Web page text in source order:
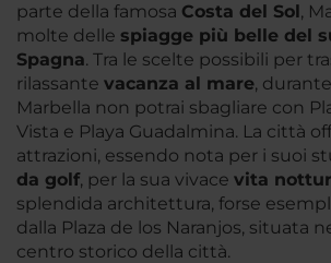
parte della famosa Costa del Sol,
molte delle spiagge più belle del
Spagna. Tra le scelte possibili per
rilassante vacanza al mare,
Marbella non potrai sbagliare con
Vista e Playa Guadalmina. La città
attrazioni, essendo nota per i suoi
da golf, per la sua vivace vita
splendida architettura, forse
dalla Plaza de los Naranjos, situata
centro storico della città.